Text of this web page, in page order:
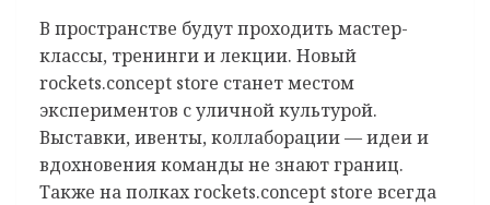
В пространстве будут проходить мастер-
классы, тренинги и лекции. Новый
rockets.concept store станет местом
экспериментов с уличной культурой.
Выставки, ивенты, коллаборации — идеи и
вдохновения команды не знают границ.
Также на полках rockets.concept store всегда